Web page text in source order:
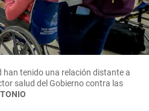
han tenido una relación distante a
salud del Gobierno contra las